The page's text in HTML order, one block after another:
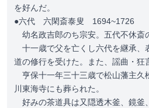
を好んだ。
●六代 六閑斎泰叟 1694~1726
幼名政吉郎のち宗安。五代不休斎
十一歳で父を亡くし六代を継承、
道の修行を受けた。また、謡曲・狂
亨保十一年三十三歳で松山藩主久
川東海寺にも葬られた。
好みの茶道具は又隠透木釜、鏡釜